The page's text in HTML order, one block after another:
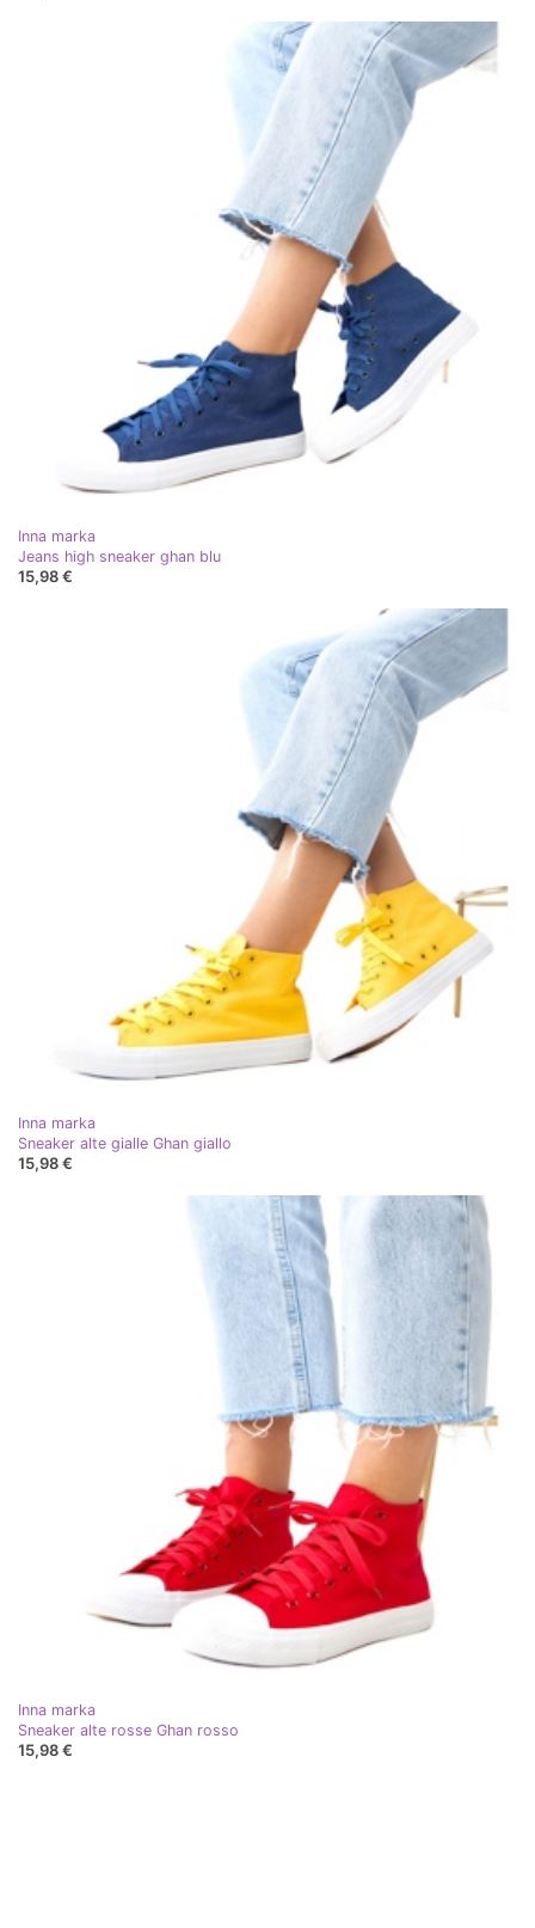
Inna marka
Jeans high sneaker ghan blu
15,98 €
Inna marka
Sneaker alte gialle Ghan giallo
15,98 €
Inna marka
Sneaker alte rosse Ghan rosso
15,98 €